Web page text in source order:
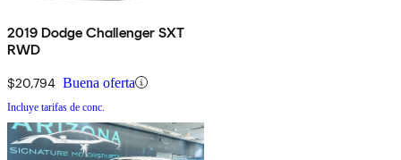
2019 Dodge Challenger SXT
RWD
$20,794 Buena oferta
Incluye tarifas de conc.